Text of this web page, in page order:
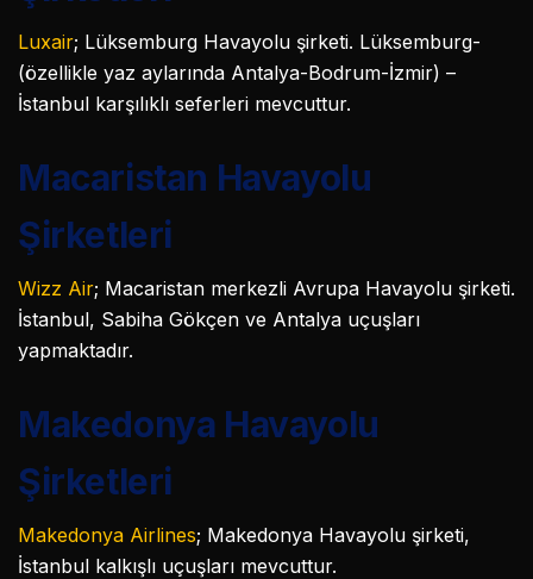
Luxair; Lüksemburg Havayolu şirketi. Lüksemburg-
(özellikle yaz aylarında Antalya-Bodrum-İzmir) –
İstanbul karşılıklı seferleri mevcuttur.
Macaristan Havayolu
Şirketleri
Wizz Air; Macaristan merkezli Avrupa Havayolu şirketi.
İstanbul, Sabiha Gökçen ve Antalya uçuşları
yapmaktadır.
Makedonya Havayolu
Şirketleri
Makedonya Airlines; Makedonya Havayolu şirketi,
İstanbul kalkışlı uçuşları mevcuttur.